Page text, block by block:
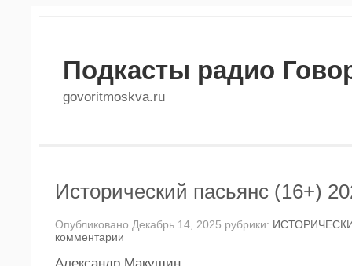
Подкасты радио
govoritmoskva.ru
Исторический пасьянс (16+)
Опубликовано Декабрь 14, 2025 рубрики:
комментарии